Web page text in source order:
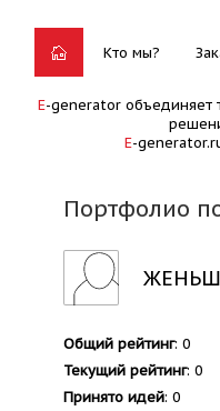
Кто мы?
E-generator объединяет
E-
Портфолио
Общий рейтинг: 0
Текущий рейтинг: 0
Принято идей: 0